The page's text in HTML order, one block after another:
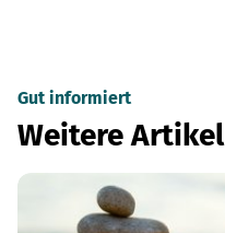
Gut informiert
Weitere Artikel